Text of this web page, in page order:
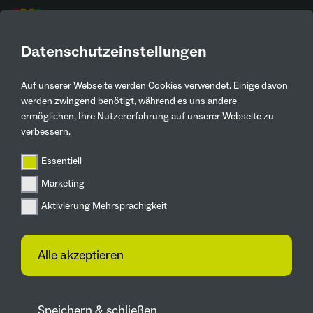
Datenschutzeinstellungen
Auf unserer Webseite werden Cookies verwendet. Einige davon
werden zwingend benötigt, während es uns andere
ermöglichen, Ihre Nutzererfahrung auf unserer Webseite zu
verbessern.
Essentiell
Marketing
Aktivierung Mehrsprachigkeit
Alle akzeptieren
PRESSEMELDUNGEN
Zurück
Veranstaltungen
Bundesgartenschau in
Mannheim gestartet
Besucherrekord am ersten Tag
15.04.2023
Bundesgartenschauen: schön und